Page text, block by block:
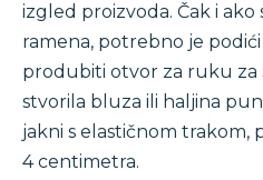
izgled proizvoda. Čak i ako
ramena, potrebno je podići
produbiti otvor za ruku za
stvorila bluza ili haljina
jakni s elastičnom
4 centimetra.